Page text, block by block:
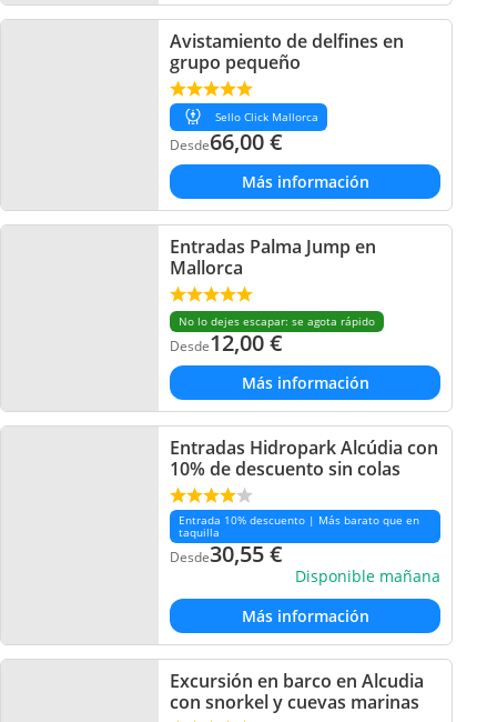
Avistamiento de delfines en
grupo pequeño
Sello Click Mallorca
Desde66,00€
Más información
Entradas Palma Jump en
Mallorca
No lo dejes escapar: se agota rápido
Desde12,00€
Más información
Entradas Hidropark Alcúdia con
10% de descuento sin colas
Entrada 10% descuento | Más barato que en
taquilla
Desde30,55€
Disponible mañana
Más información
Excursión en barco en Alcudia
con snorkel y cuevas marinas